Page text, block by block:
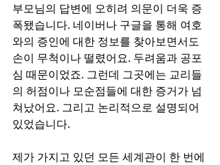
부모님의 답변에 오히려 의문이 더욱 증
폭됐습니다. 네이버나 구글을 통해 여호
와의 증인에 대한 정보를 찾아보면서도
손이 무척이나 떨렸어요. 두려움과 공포
심 때문이었죠. 그런데 그곳에는 교리들
의 허점이나 모순점들에 대한 증거가 넘
쳐났어요. 그리고 논리적으로 설명되어
있었습니다.
제가 가지고 있던 모든 세계관이 한 번에